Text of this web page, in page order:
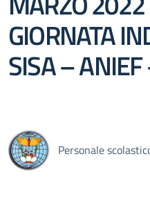
GIORNATA
SISA – ANIEF
Personale